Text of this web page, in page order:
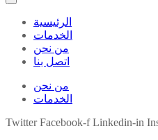
الرئيسية
الخدمات
من نحن
اتصل بنا
من نحن
الخدمات
Twitter Facebook-f Linkedin-in